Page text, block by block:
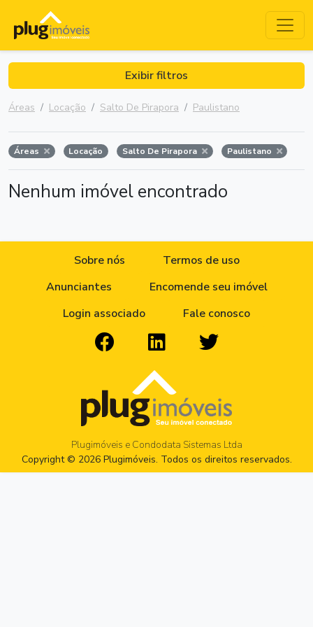
Exibir filtros
Áreas Locação Salto De Pirapora Paulistano
Áreas Locação Salto De Pirapora Paulistano
Nenhum imóvel encontrado
Sobre nós
Termos de uso
Anunciantes
Encomende seu imóvel
Login associado
Fale conosco
Plugimóveis e Condodata Sistemas Ltda
Copyright © 2026 Plugimóveis. Todos os direitos reservados.